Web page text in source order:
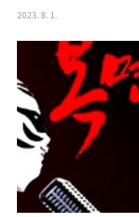
다. 누구나 따라 부르기 쉽고 신
판소리를 배우기 시작해스며
롯2' 3위에 오르며 트로트 실력
야! 놀자 - 김다현 가사 야! 놀자
리 둘이 야! 놀자 놀자 야! 놀자
야 춤추고 싶은 사람 손들어 나처
2023. 8. 1.